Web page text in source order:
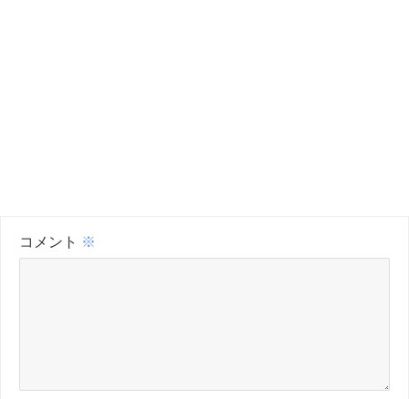
コメント ※